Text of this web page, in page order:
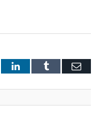
LinkedInTumblr E-